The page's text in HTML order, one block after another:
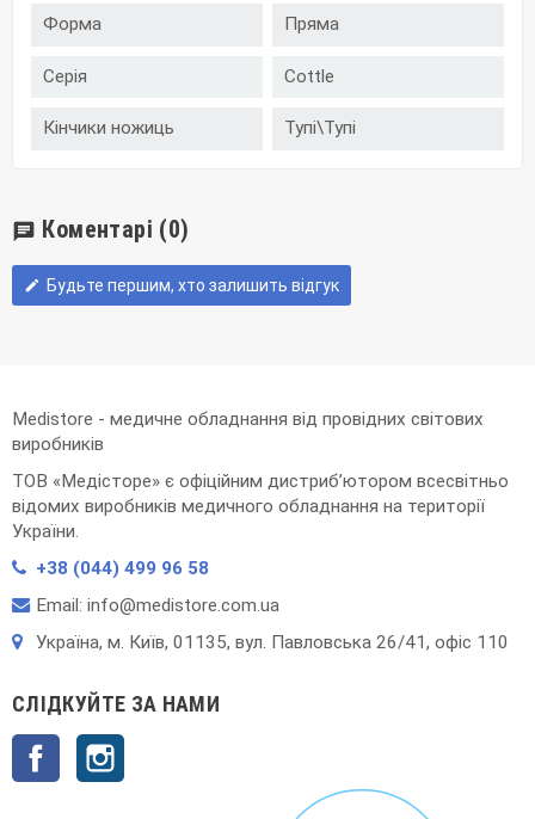
Форма Пряма
Серія Cottle
Кінчики ножиць Тупі\Тупі
chat Коментарі (0)
edit Будьте першим, хто залишить відгук
Medistore - медичне обладнання від провідних світових
виробників
ТОВ «Медісторе» є офіційним дистриб’ютором всесвітньо
відомих виробників медичного обладнання на території
України.
+38 (044) 499 96 58
Email: info@medistore.com.ua
Українa, м. Київ, 01135, вул. Павловська 26/41, офіс 110
СЛІДКУЙТЕ ЗА НАМИ
Facebook